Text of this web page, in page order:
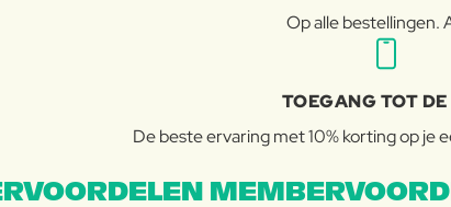
Op alle bestellingen.
TOEGANG TOT
De beste ervaring met 10% korting op je